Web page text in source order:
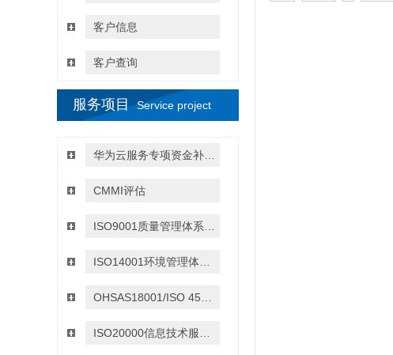
客户信息
客户查询
服务项目 Service project
CMMI评估